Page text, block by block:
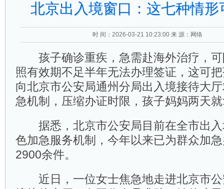
北京出入境窗口：这七种情形
时 间：2026-03-21 10:23:00 来 源：网络
孩子确诊重疾，急需赴海外治疗，可
照有效期不足半年无法办理签证，这可
向北京市公安局通州分局出入境接待大
急机制，压缩办证时限，孩子妈妈两天
据悉，北京市公安局目前在全市出入
色加急服务机制，今年以来已为群众加
2900余件。
近日，一位女士焦急地走进北京市公